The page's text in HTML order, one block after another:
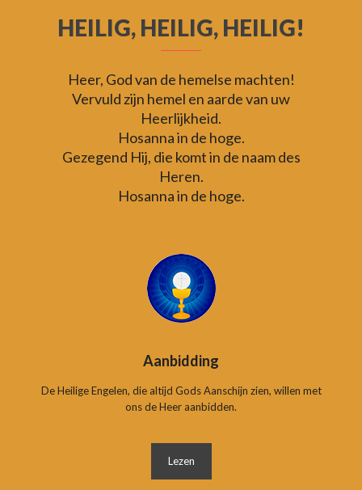
HEILIG, HEILIG, HEILIG!
Heer, God van de hemelse machten!
Vervuld zijn hemel en aarde van uw
Heerlijkheid.
Hosanna in de hoge.
Gezegend Hij, die komt in de naam des
Heren.
Hosanna in de hoge.
Aanbidding
De Heilige Engelen, die altijd Gods Aanschijn zien, willen met
ons de Heer aanbidden.
Lezen